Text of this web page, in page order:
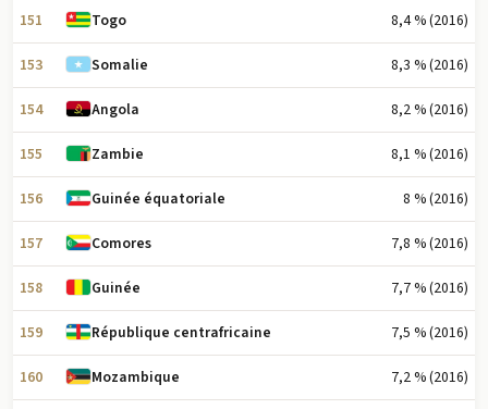
151 Togo 8,4 % (2016)
153 Somalie 8,3 % (2016)
154 Angola 8,2 % (2016)
155 Zambie 8,1 % (2016)
156 Guinée équatoriale 8 % (2016)
157 Comores 7,8 % (2016)
158 Guinée 7,7 % (2016)
159 République centrafricaine 7,5 % (2016)
160 Mozambique 7,2 % (2016)